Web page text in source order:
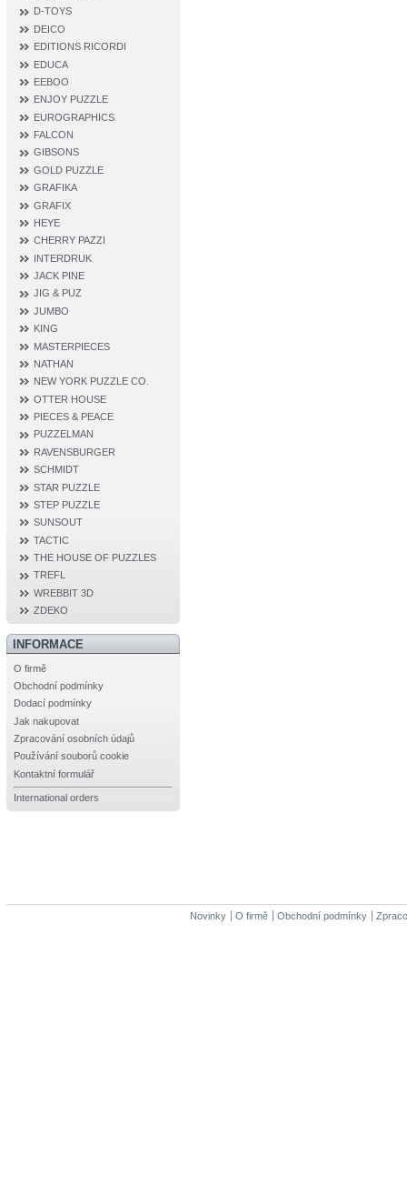
D‐TOYS
DEICO
EDITIONS RICORDI
EDUCA
EEBOO
ENJOY PUZZLE
EUROGRAPHICS
FALCON
GIBSONS
GOLD PUZZLE
GRAFIKA
GRAFIX
HEYE
CHERRY PAZZI
INTERDRUK
JACK PINE
JIG & PUZ
JUMBO
KING
MASTERPIECES
NATHAN
NEW YORK PUZZLE CO.
OTTER HOUSE
PIECES & PEACE
PUZZELMAN
RAVENSBURGER
SCHMIDT
STAR PUZZLE
STEP PUZZLE
SUNSOUT
TACTIC
THE HOUSE OF PUZZLES
TREFL
WREBBIT 3D
ZDEKO
INFORMACE
O firmě
Obchodní podmínky
Dodací podmínky
Jak nakupovat
Zpracování osobních údajů
Používání souborů cookie
Kontaktní formulář
International orders
Novinky O firmě Obchodní podmínky